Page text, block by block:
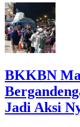
BKKBN
Jadi Aksi